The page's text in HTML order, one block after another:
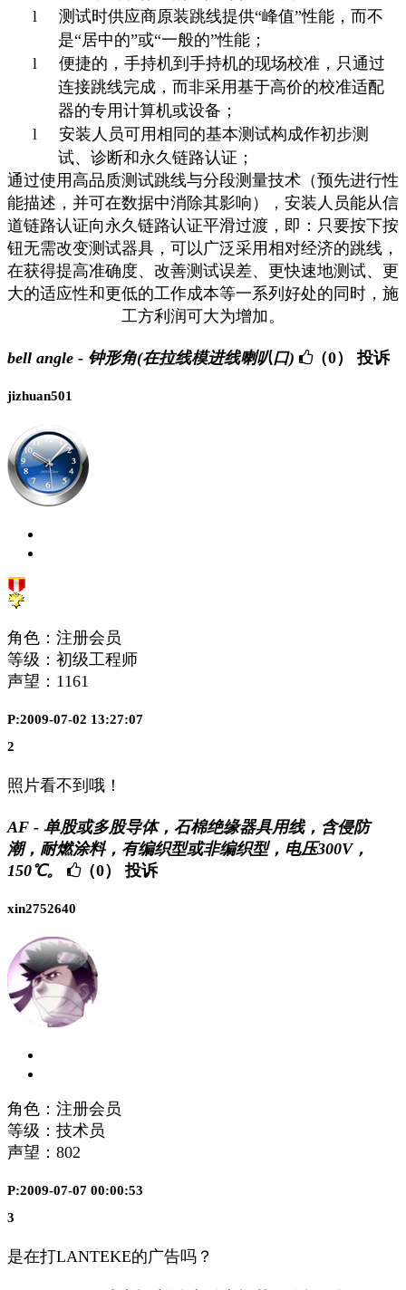
l
测试时供应商原装跳线提供“峰值”性能，而不
是“居中的”或“一般的”性能；
l
便捷的，手持机到手持机的现场校准，只通过
连接跳线完成，而非采用基于高价的校准适配
器的专用计算机或设备；
l
安装人员可用相同的基本测试构成作初步测
试、诊断和永久链路认证；
通过使用高品质测试跳线与分段测量技术（预先进行性
能描述，并可在数据中消除其影响），安装人员能从信
道链路认证向永久链路认证平滑过渡，即：只要按下按
钮无需改变测试器具，可以广泛采用相对经济的跳线，
在获得提高准确度、改善测试误差、更快速地测试、更
大的适应性和更低的工作成本等一系列好处的同时，施
工方利润可大为增加。
bell angle - 钟形角(在拉线模进线喇叭口) （0） 投诉
jizhuan501
角色：注册会员
等级：初级工程师
声望： 1161
P:2009-07-02 13:27:07
2
照片看不到哦！
AF - 单股或多股导体，石棉绝缘器具用线，含侵防
潮，耐燃涂料，有编织型或非编织型，电压300V，
150℃。
（0） 投诉
xin2752640
角色：注册会员
等级：技术员
声望： 802
P:2009-07-07 00:00:53
3
是在打LANTEKE的广告吗？